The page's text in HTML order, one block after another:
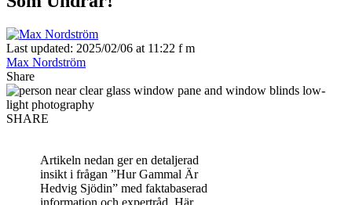
Last updated: 2025/02/06 at 11:22 f m
Max Nordström
Share
SHARE
Artikeln nedan ger en detaljerad
insikt i frågan ”Hur Gammal Är
Hedvig Sjödin” med faktabaserad
information och expertråd. Här